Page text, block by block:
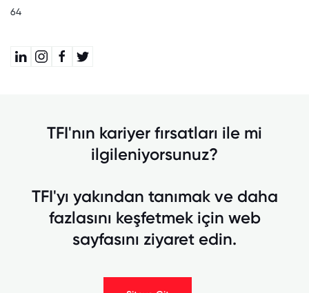
64
TFI'nın kariyer fırsatları ile mi
ilgileniyorsunuz?
TFI'yı yakından tanımak ve daha
fazlasını keşfetmek için web
sayfasını ziyaret edin.